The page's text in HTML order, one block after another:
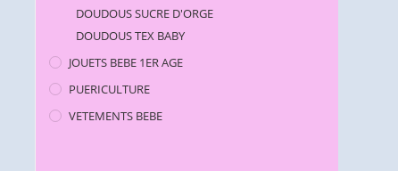
DOUDOUS SUCRE D'ORGE
DOUDOUS TEX BABY
JOUETS BEBE 1ER AGE
PUERICULTURE
VETEMENTS BEBE